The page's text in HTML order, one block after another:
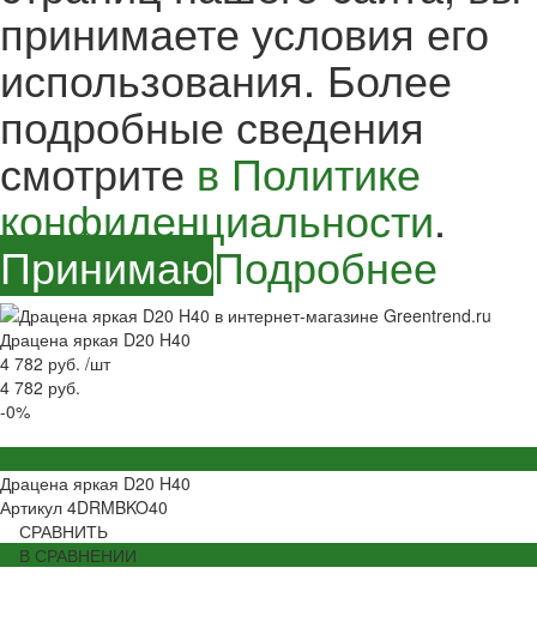
принимаете условия его
использования. Более
подробные сведения
смотрите в Политике
конфиденциальности.
ПринимаюПодробнее
Драцена яркая D20 H40
4 782 руб. /шт
4 782 руб.
-0%
Драцена яркая D20 H40
Артикул 4DRMBKO40
СРАВНИТЬ
В СРАВНЕНИИ